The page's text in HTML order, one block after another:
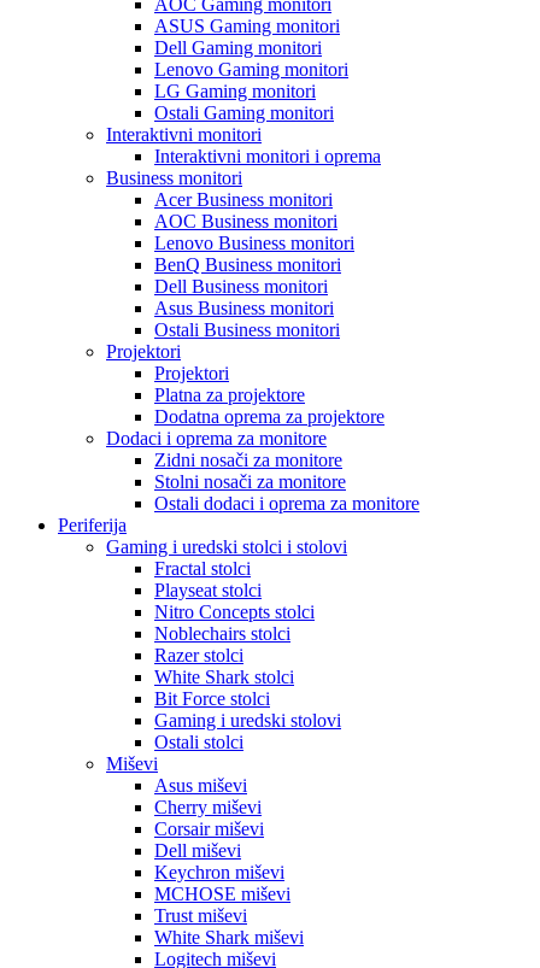
AOC Gaming monitori
ASUS Gaming monitori
Dell Gaming monitori
Lenovo Gaming monitori
LG Gaming monitori
Ostali Gaming monitori
Interaktivni monitori
Interaktivni monitori i oprema
Business monitori
Acer Business monitori
AOC Business monitori
Lenovo Business monitori
BenQ Business monitori
Dell Business monitori
Asus Business monitori
Ostali Business monitori
Projektori
Projektori
Platna za projektore
Dodatna oprema za projektore
Dodaci i oprema za monitore
Zidni nosači za monitore
Stolni nosači za monitore
Ostali dodaci i oprema za monitore
Periferija
Gaming i uredski stolci i stolovi
Fractal stolci
Playseat stolci
Nitro Concepts stolci
Noblechairs stolci
Razer stolci
White Shark stolci
Bit Force stolci
Gaming i uredski stolovi
Ostali stolci
Miševi
Asus miševi
Cherry miševi
Corsair miševi
Dell miševi
Keychron miševi
MCHOSE miševi
Trust miševi
White Shark miševi
Logitech miševi